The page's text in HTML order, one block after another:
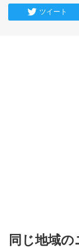
ツイート
同じ地域の